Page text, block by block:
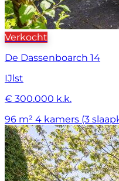
Verkocht
De Dassenboarch 14
IJlst
€ 300.000 k.k.
96 m² 4 kamers (3